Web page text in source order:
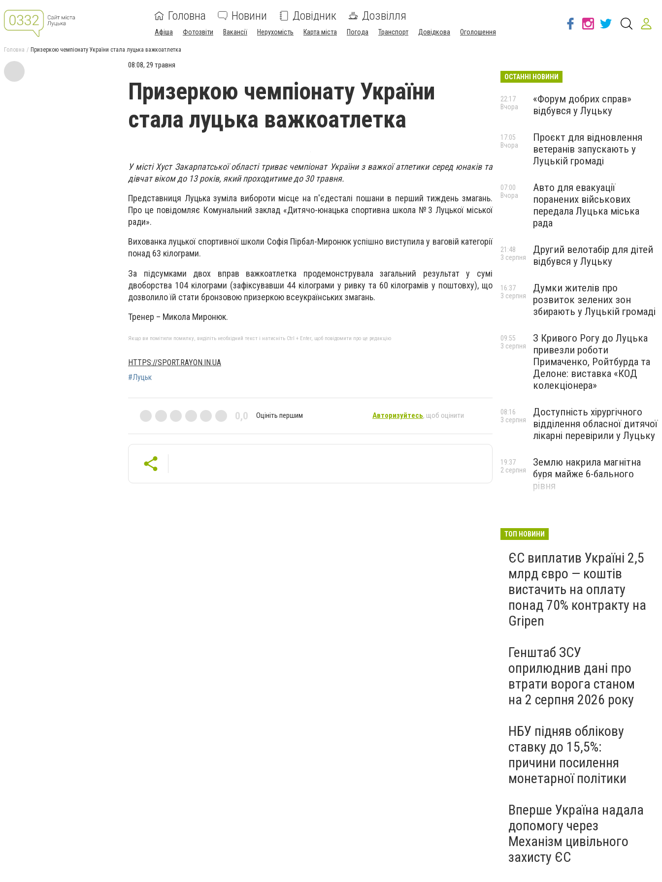
Головна Новини Довідник Дозвілля
Афіша Фотозвіти Вакансії Нерухомість Карта міста Погода Транспорт Довідкова Оголошення
Головна Призеркою чемпіонату України стала луцька важкоатлетка
08:08, 29 травня
Призеркою чемпіонату України
стала луцька важкоатлетка
У місті Хуст Закарпатської області триває чемпіонат України з важкої атлетики серед юнаків та
дівчат віком до 13 років, який проходитиме до 30 травня.
Представниця Луцька зуміла вибороти місце на п'єдесталі пошани в перший тиждень змагань.
Про це повідомляє Комунальний заклад «Дитячо-юнацька спортивна школа №3 Луцької міської
ради».
Вихованка луцької спортивної школи Софія Пірбал-Миронюк успішно виступила у ваговій категорії
понад 63 кілограми.
За підсумками двох вправ важкоатлетка продемонструвала загальний результат у сумі
двоборства 104 кілограми (зафіксувавши 44 кілограми у ривку та 60 кілограмів у поштовху), що
дозволило їй стати бронзовою призеркою всеукраїнських змагань.
Тренер – Микола Миронюк.
Якщо ви помітили помилку, виділіть необхідний текст і натисніть Ctrl + Enter, щоб повідомити про це редакцію
HTTPS://SPORT.RAYON.IN.UA
#Луцьк
0,0 Оцініть першим Авторизуйтесь, щоб оцінити
ОСТАННІ НОВИНИ
«Форум добрих справ»
відбувся у Луцьку
22:17
Вчора
Проєкт для відновлення
ветеранів запускають у
Луцькій громаді
17:05
Вчора
Авто для евакуації
поранених військових
передала Луцька міська
рада
07:00
Вчора
Другий велотабір для дітей
відбувся у Луцьку
21:48
3 серпня
Думки жителів про
розвиток зелених зон
збирають у Луцькій громаді
16:37
3 серпня
З Кривого Рогу до Луцька
привезли роботи
Примаченко, Ройтбурда та
Делоне: виставка «КОД
колекціонера»
09:55
3 серпня
Доступність хірургічного
відділення обласної дитячої
лікарні перевірили у Луцьку
08:16
3 серпня
Землю накрила магнітна
буря майже 6-бального
рівня
19:37
2 серпня
ТОП НОВИНИ
ЄС виплатив Україні 2,5
млрд євро — коштів
вистачить на оплату
понад 70% контракту на
Gripen
Генштаб ЗСУ
оприлюднив дані про
втрати ворога станом
на 2 серпня 2026 року
НБУ підняв облікову
ставку до 15,5%:
причини посилення
монетарної політики
Вперше Україна надала
допомогу через
Механізм цивільного
захисту ЄС